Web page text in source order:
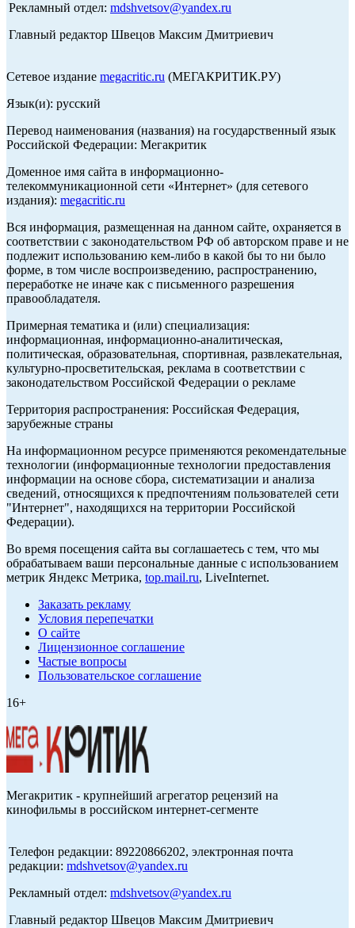
Рекламный отдел: mdshvetsov@yandex.ru
Главный редактор Швецов Максим Дмитриевич
Сетевое издание megacritic.ru (МЕГАКРИТИК.РУ)
Язык(и): русский
Перевод наименования (названия) на государственный язык
Российской Федерации: Мегакритик
Доменное имя сайта в информационно-
телекоммуникационной сети «Интернет» (для сетевого
издания): megacritic.ru
Вся информация, размещенная на данном сайте, охраняется в
соответствии с законодательством РФ об авторском праве и не
подлежит использованию кем-либо в какой бы то ни было
форме, в том числе воспроизведению, распространению,
переработке не иначе как с письменного разрешения
правообладателя.
Примерная тематика и (или) специализация:
информационная, информационно-аналитическая,
политическая, образовательная, спортивная, развлекательная,
культурно-просветительская, реклама в соответствии с
законодательством Российской Федерации о рекламе
Территория распространения: Российская Федерация,
зарубежные страны
На информационном ресурсе применяются рекомендательные
технологии (информационные технологии предоставления
информации на основе сбора, систематизации и анализа
сведений, относящихся к предпочтениям пользователей сети
"Интернет", находящихся на территории Российской
Федерации).
Во время посещения сайта вы соглашаетесь с тем, что мы
обрабатываем ваши персональные данные с использованием
метрик Яндекс Метрика, top.mail.ru, LiveInternet.
Заказать рекламу
Условия перепечатки
О сайте
Лицензионное соглашение
Частые вопросы
Пользовательское соглашение
16+
Мегакритик - крупнейший агрегатор рецензий на
кинофильмы в российском интернет-сегменте
Телефон редакции: 89220866202, электронная почта
редакции: mdshvetsov@yandex.ru
Рекламный отдел: mdshvetsov@yandex.ru
Главный редактор Швецов Максим Дмитриевич